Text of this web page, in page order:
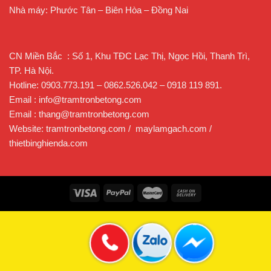
hoặc kéo rơ-moóc (loại bánh lốp).
3. Ưu điểm kỹ thuật nổi bật
Nhà máy: Phước Tân – Biên Hòa – Đồng Nai
CN Miền Bắc : Số 1, Khu TĐC Lạc Thị, Ngọc Hồi, Thanh Trì,
TP. Hà Nội.
Hotline: 0903.773.191 – 0862.526.042 – 0918 119 891.
Email : info@tramtronbetong.com
Email : thang@tramtronbetong.com
Website: tramtronbetong.com / maylamgach.com /
thietbinghienda.com